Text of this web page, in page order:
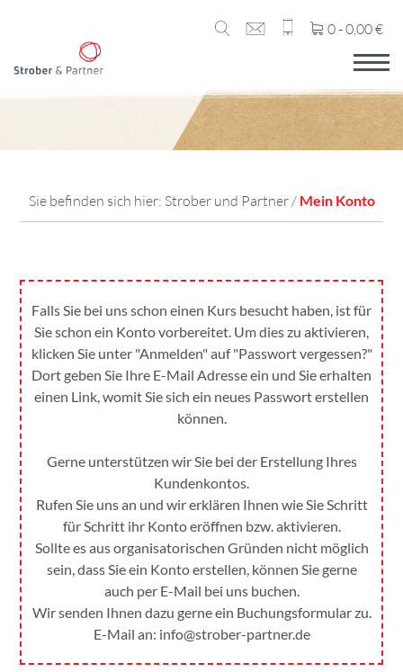
0 -0,00€
Sie befinden sich hier: Strober und Partner/ Mein Konto
Falls Sie bei uns schon einen Kurs besucht haben, ist für
Sie schon ein Konto vorbereitet. Um dies zu aktivieren,
klicken Sie unter "Anmelden" auf "Passwort vergessen?"
Dort geben Sie Ihre E-Mail Adresse ein und Sie erhalten
einen Link, womit Sie sich ein neues Passwort erstellen
können.
Gerne unterstützen wir Sie bei der Erstellung Ihres
Kundenkontos.
Rufen Sie uns an und wir erklären Ihnen wie Sie Schritt
für Schritt ihr Konto eröffnen bzw. aktivieren.
Sollte es aus organisatorischen Gründen nicht möglich
sein, dass Sie ein Konto erstellen, können Sie gerne
auch per E-Mail bei uns buchen.
Wir senden Ihnen dazu gerne ein Buchungsformular zu.
E-Mail an: info@strober-partner.de